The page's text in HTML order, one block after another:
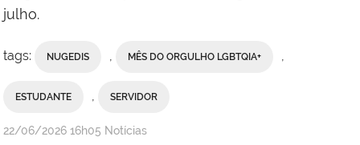
julho.
tags: NUGEDIS , MÊS DO ORGULHO LGBTQIA+ ,
ESTUDANTE , SERVIDOR
por
publicado
22/06/2026 16h05 Notícias